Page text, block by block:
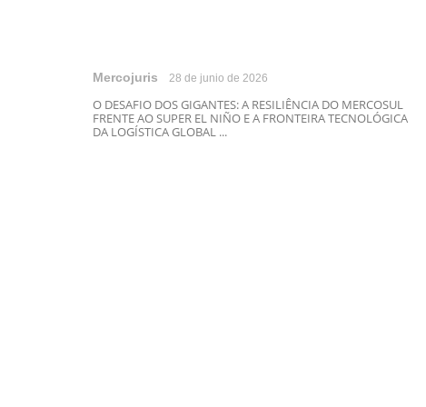
Mercojuris 28 de junio de 2026
O DESAFIO DOS GIGANTES: A RESILIÊNCIA DO MERCOSUL
FRENTE AO SUPER EL NIÑO E A FRONTEIRA TECNOLÓGICA
DA LOGÍSTICA GLOBAL ...